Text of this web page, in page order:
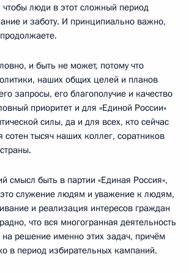
чтобы люди в этот сложный период
и заботу. И принципиально важно,
и быть не может, потому что
наших общих целей и планов
запросы, его благополучие и качество
приоритет и для «Единой России»
силы, да и для всех, кто сейчас
сотен тысяч наших коллег, соратников
смысл быть в партии «Единая Россия»,
служение людям и уважение к людям,
и реализация интересов граждан
что вся многогранная деятельность
на решение именно этих задач, причём
в период избирательных кампаний.